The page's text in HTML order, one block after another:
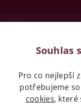
Legislativa
Zákaz
mladších 18
Souhlas
Pro co nejlepší
potřebujeme
cookies, které